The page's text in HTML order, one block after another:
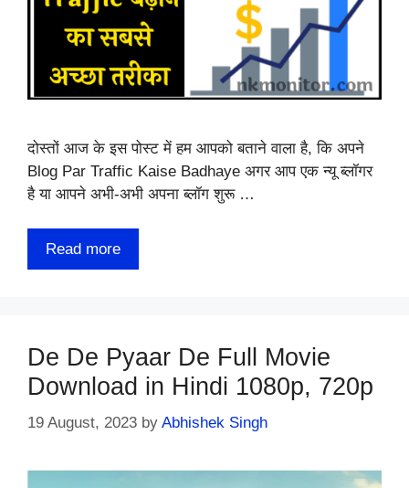
दोस्तों आज के इस पोस्ट में हम आपको बताने वाला है, कि अपने
Blog Par Traffic Kaise Badhaye अगर आप एक न्यू ब्लॉगर
है या आपने अभी-अभी अपना ब्लॉग शुरू …
Read more
De De Pyaar De Full Movie
Download in Hindi 1080p, 720p
19 August, 2023 by Abhishek Singh